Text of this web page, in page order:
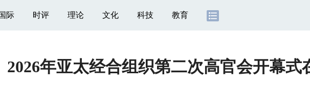
际 时评 理论 文化 科技 教育
2026年亚太经合组织第二次高官会开幕式